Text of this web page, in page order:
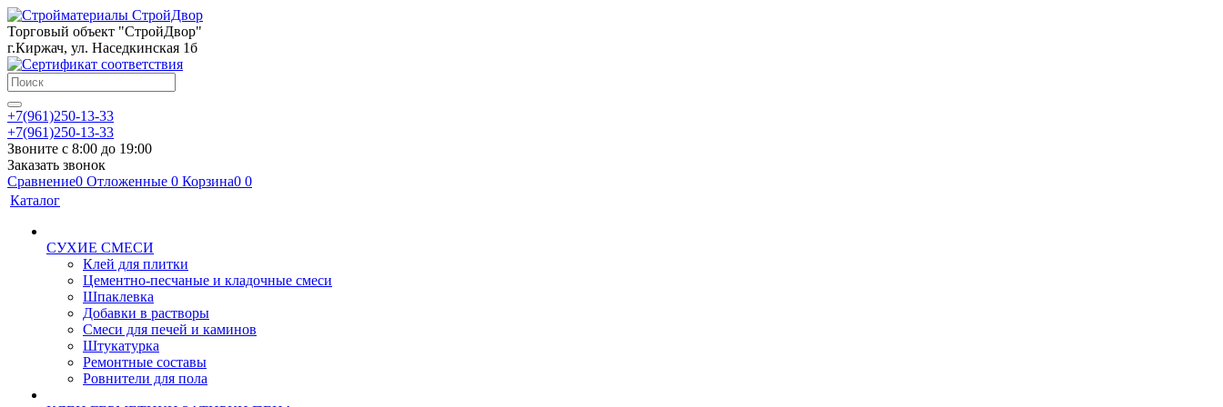
Торговый объект "СтройДвор"
г.Киржач, ул. Наседкинская 1б
+7(961)250-13-33
+7(961)250-13-33
Звоните с 8:00 до 19:00
Заказать звонок
Сравнение0 Отложенные 0 Корзина0 0
Каталог
СУХИЕ СМЕСИ
Клей для плитки
Цементно-песчаные и кладочные смеси
Шпаклевка
Добавки в растворы
Смеси для печей и каминов
Штукатурка
Ремонтные составы
Ровнители для пола